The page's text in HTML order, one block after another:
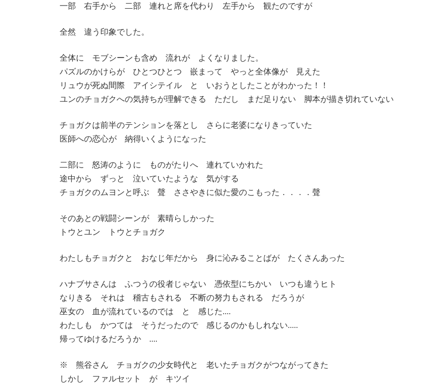
一部 右手から 二部 連れと席を代わり 左手から 観たのですが
全然 違う印象でした。
全体に モブシーンも含め 流れが よくなりました。
パズルのかけらが ひとつひとつ 嵌まって やっと全体像が 見えた
リュウが死ぬ間際 アイシテイル と いおうとしたことがわかった！！
ユンのチョガクへの気持ちが理解できる ただし まだ足りない 脚本が描き切れていない
チョガクは前半のテンションを落とし さらに老婆になりきっていた
医師への恋心が 納得いくようになった
二部に 怒涛のように ものがたりへ 連れていかれた
途中から ずっと 泣いていたような 気がする
チョガクのムヨンと呼ぶ 聲 ささやきに似た愛のこもった．．．．聲
そのあとの戦闘シーンが 素晴らしかった
トウとユン トウとチョガク
わたしもチョガクと おなじ年だから 身に沁みることばが たくさんあった
ハナブサさんは ふつうの役者じゃない 憑依型にちかい いつも違うヒト
なりきる それは 稽古もされる 不断の努力もされる だろうが
巫女の 血が流れているのでは と 感じた....
わたしも かつては そうだったので 感じるのかもしれない.....
帰ってゆけるだろうか ....
※ 熊谷さん チョガクの少女時代と 老いたチョガクがつながってきた
しかし ファルセット が キツイ